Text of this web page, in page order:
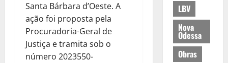
Santa Bárbara d’Oeste. A
ação foi proposta pela
Procuradoria-Geral de
Justiça e tramita sob o
número 2023550-
LBV
Nova
Odessa
Obras